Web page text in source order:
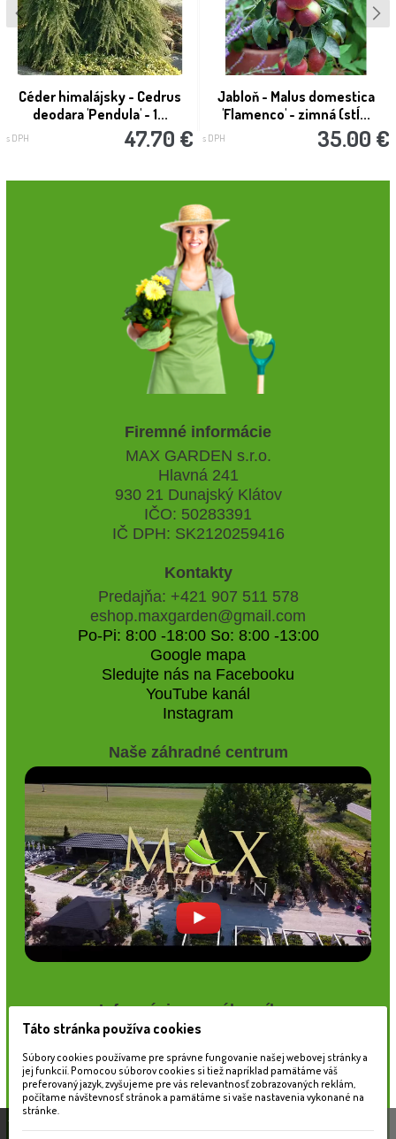
Céder himalájsky - Cedrus
deodara 'Pendula' - 1...
s DPH 47.70 €
Jabloň - Malus domestica
'Flamenco' - zimná (stĺ...
s DPH 35.00 €
Firemné informácie
MAX GARDEN s.r.o.
Hlavná 241
930 21 Dunajský Klátov
IČO: 50283391
IČ DPH: SK2120259416
Kontakty
Predajňa: +421 907 511 578
eshop.maxgarden@gmail.com
Po-Pi: 8:00 -18:00 So: 8:00 -13:00
Google mapa
Sledujte nás na Facebooku
YouTube kanál
Instagram
Naše záhradné centrum
Informácie pre zákazníkov
Blog
Obchodné podmienky
Ochrana osobných údajov
Platobné možnosti
Táto stránka používa súbory cookies, ktoré nám
Táto stránka používa cookies
Súbory cookies používame pre správne fungovanie našej webovej stránky a
jej funkcií. Pomocou súborov cookies si tiež napríklad pamätáme váš
preferovaný jazyk, zvyšujeme pre vás relevantnosť zobrazovaných reklám,
počítame návštevnosť stránok a pamätáme si vaše nastavenia vykonané na
stránke.